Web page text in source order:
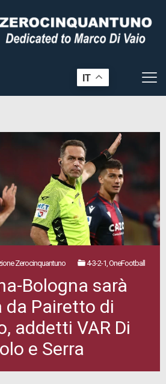
IT
Zerocinquantuno 4-3-2-1, OneFootball
Bologna sarà
da Pairetto di
addetti VAR Di
e Serra